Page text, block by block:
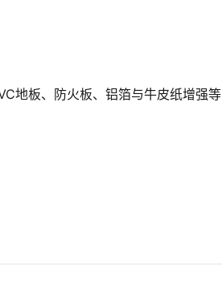
地板、防火板、铝箔与牛皮纸增强等